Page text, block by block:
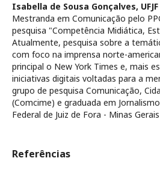
Isabella de Sousa Gonçalves, UFJF
Mestranda em Comunicação pelo
pesquisa "Competência Midiática,
Atualmente, pesquisa sobre a
com foco na imprensa norte-
principal o New York Times e, mais
iniciativas digitais voltadas para a
grupo de pesquisa Comunicação,
(Comcime) e graduada em
Federal de Juiz de Fora - Minas
Referências